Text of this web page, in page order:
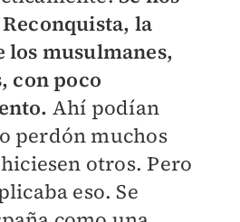
la
los musulmanes,
con poco
Ahí podían
perdón muchos
otros. Pero
eso. Se